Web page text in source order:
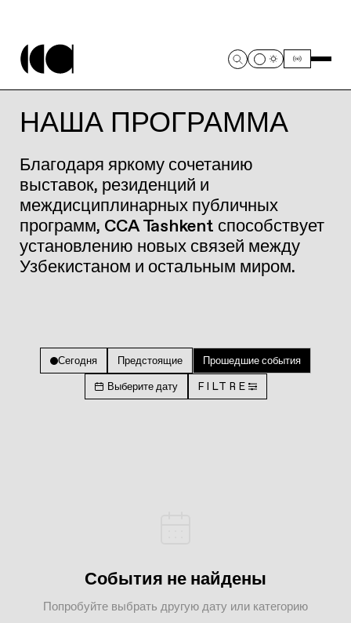
НАША ПРОГРАММА
Благодаря яркому сочетанию
выставок, резиденций и
междисциплинарных публичных
программ, CCA Tashkent способствует
установлению новых связей между
Узбекистаном и остальным миром.
Сегодня Предстоящие Прошедшие события
Выберите дату FILTRE
События не найдены
Попробуйте выбрать другую дату или категорию